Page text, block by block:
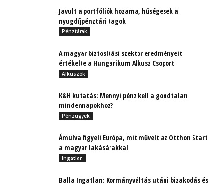
Javult a portfóliók hozama, hűségesek a
nyugdíjpénztári tagok
Pénztárak
A magyar biztosítási szektor eredményeit
értékelte a Hungarikum Alkusz Csoport
Alkuszok
K&H kutatás: Mennyi pénz kell a gondtalan
mindennapokhoz?
Pénzügyek
Ámulva figyeli Európa, mit művelt az Otthon Start
a magyar lakásárakkal
Ingatlan
Balla Ingatlan: Kormányváltás utáni bizakodás és